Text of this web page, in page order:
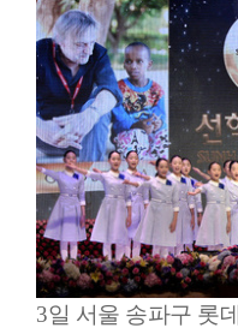
3일 서울 송파구 롯